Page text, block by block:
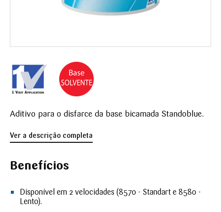
Aditivo para o disfarce da base bicamada Standoblue.
Ver a descrição completa
Benefícios
Disponível em 2 velocidades (8570 - Standart e 8580 -
Lento).